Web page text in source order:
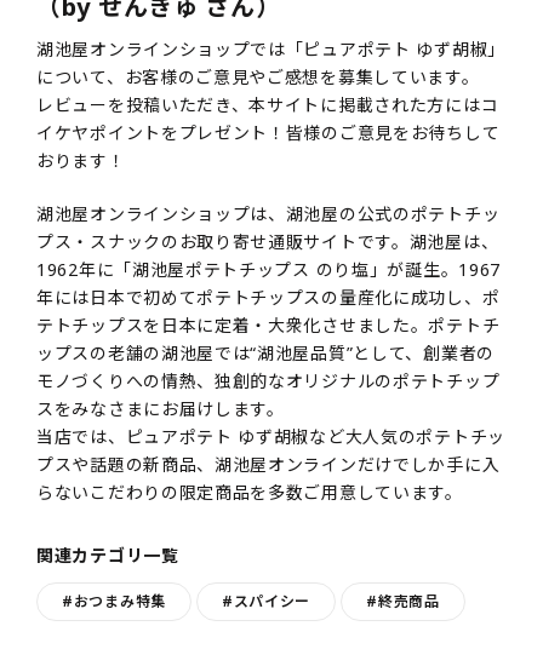
（by せんきゅ さん）
湖池屋オンラインショップでは「ピュアポテト ゆず胡椒」
について、お客様のご意見やご感想を募集しています。
レビューを投稿いただき、本サイトに掲載された方にはコ
イケヤポイントをプレゼント！皆様のご意見をお待ちして
おります！
湖池屋オンラインショップは、湖池屋の公式のポテトチッ
プス・スナックのお取り寄せ通販サイトです。湖池屋は、
1962年に「湖池屋ポテトチップス のり塩」が誕生。1967
年には日本で初めてポテトチップスの量産化に成功し、ポ
テトチップスを日本に定着・大衆化させました。ポテトチ
ップスの老舗の湖池屋では“湖池屋品質”として、創業者の
モノづくりへの情熱、独創的なオリジナルのポテトチップ
スをみなさまにお届けします。
当店では、ピュアポテト ゆず胡椒など大人気のポテトチッ
プスや話題の新商品、湖池屋オンラインだけでしか手に入
らないこだわりの限定商品を多数ご用意しています。
関連カテゴリ一覧
#おつまみ特集 #スパイシー #終売商品